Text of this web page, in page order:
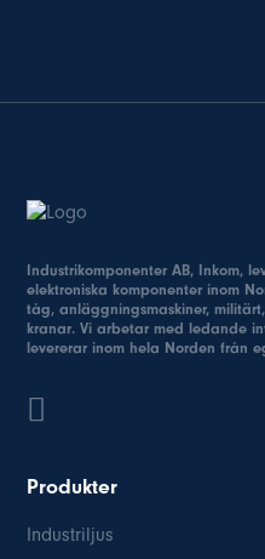
Industrikomponenter AB, Inkom,
elektroniska komponenter inom
tåg, anläggningsmaskiner,
kranar. Vi arbetar med ledande
levererar inom hela Norden från
Produkter
Industriljus